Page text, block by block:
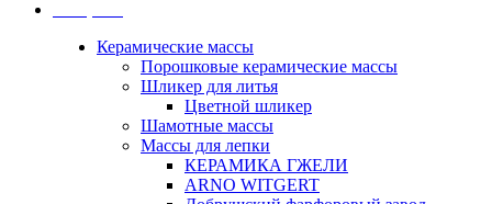
Керамические массы
Порошковые керамические массы
Шликер для литья
Цветной шликер
Шамотные массы
Массы для лепки
КЕРАМИКА ГЖЕЛИ
ARNO WITGERT